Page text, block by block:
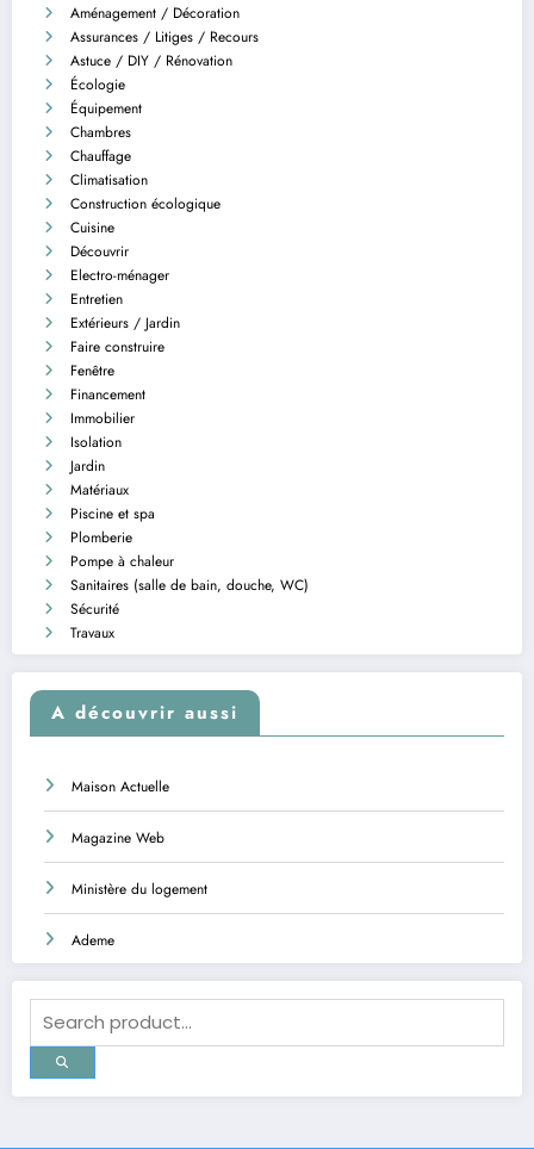
Aménagement / Décoration
Assurances / Litiges / Recours
Astuce / DIY / Rénovation
Écologie
Équipement
Chambres
Chauffage
Climatisation
Construction écologique
Cuisine
Découvrir
Electro-ménager
Entretien
Extérieurs / Jardin
Faire construire
Fenêtre
Financement
Immobilier
Isolation
Jardin
Matériaux
Piscine et spa
Plomberie
Pompe à chaleur
Sanitaires (salle de bain, douche, WC)
Sécurité
Travaux
A découvrir aussi
Maison Actuelle
Magazine Web
Ministère du logement
Ademe